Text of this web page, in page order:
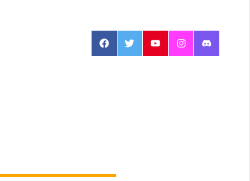
FacebookTwitterYoutubeInstagramDiscord